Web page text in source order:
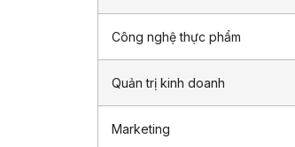
Công nghệ thực phẩm
Quản trị kinh doanh
Marketing